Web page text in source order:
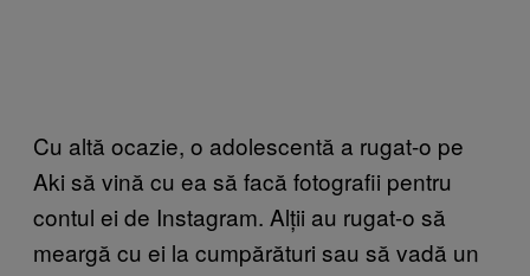
Cu altă ocazie, o adolescentă a rugat-o pe
Aki să vină cu ea să facă fotografii pentru
contul ei de Instagram. Alții au rugat-o să
meargă cu ei la cumpărături sau să vadă un